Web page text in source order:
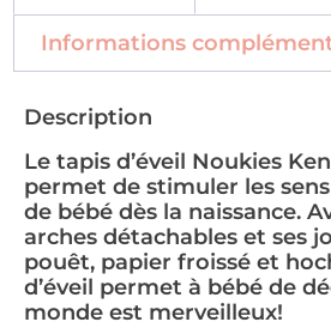
Informations
Description
Le tapis d’éveil Noukies
permet de stimuler les
de bébé dès la naissance.
arches détachables et ses
pouêt, papier froissé et
d’éveil permet à bébé de
monde est merveilleux!